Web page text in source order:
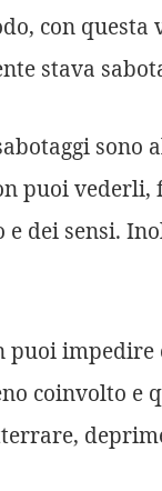
con
stava
sono
puoi
e dei sensi.
puoi
coinvolto e